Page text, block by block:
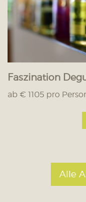
Faszination
ab € 1105 pro
Alle